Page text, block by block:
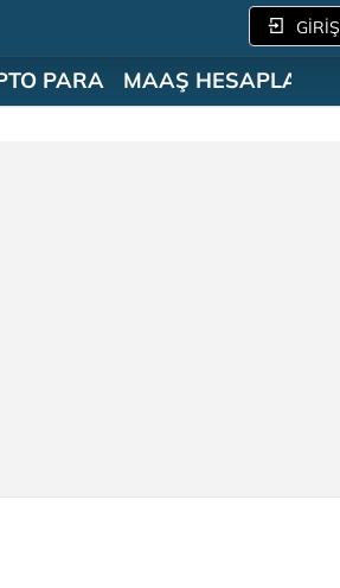
GİRİŞ
PARA MAAŞ HESAPLAMA